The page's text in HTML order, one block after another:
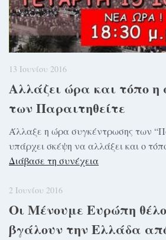
13 Ιουνίου 2016
Αλλάζει ώρα και τόπο η
των Παραιτηθείτε
Άλλαξε η ώρα συγκέντρωσης των
υπάρχει σκέψη να αλλάξει και ο
Διάβασε τη συνέχεια
2 Ιουνίου 2016
Οι Μένουμε Ευρώπη
βγάλουν την Ελλάδα